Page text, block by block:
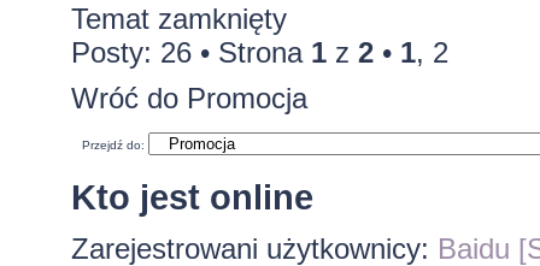
Temat zamknięty
Posty: 26 • Strona 1z 2• 1, 2
Wróć do Promocja
Przejdź do:
Kto jest online
Zarejestrowani użytkownicy: Baidu